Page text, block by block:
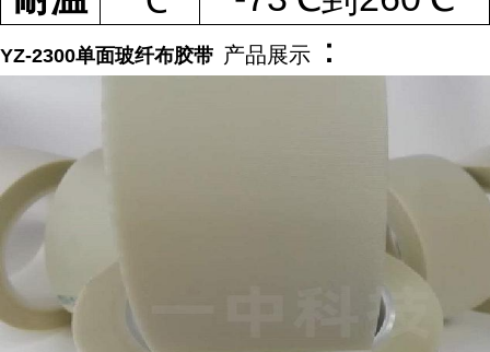
YZ-2300单面玻纤布胶带 产品展示 ：